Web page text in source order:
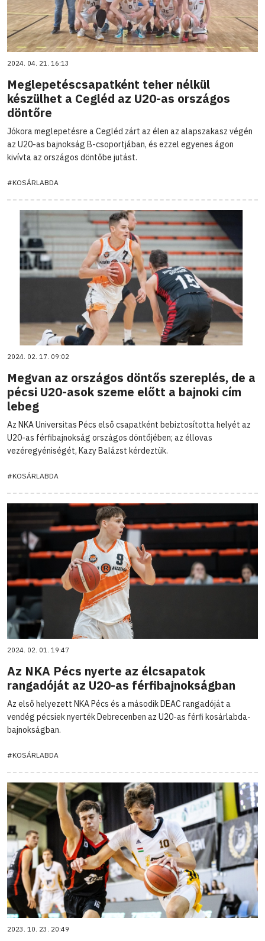
2024. 04. 21. 16:13
Meglepetéscsapatként teher nélkül
készülhet a Cegléd az U20-as országos
döntőre
Jókora meglepetésre a Cegléd zárt az élen az alapszakasz végén
az U20-as bajnokság B-csoportjában, és ezzel egyenes ágon
kivívta az országos döntőbe jutást.
#KOSÁRLABDA
2024. 02. 17. 09:02
Megvan az országos döntős szereplés, de a
pécsi U20-asok szeme előtt a bajnoki cím
lebeg
Az NKA Universitas Pécs első csapatként bebiztosította helyét az
U20-as férfibajnokság országos döntőjében; az éllovas
vezéregyéniségét, Kazy Balázst kérdeztük.
#KOSÁRLABDA
2024. 02. 01. 19:47
Az NKA Pécs nyerte az élcsapatok
rangadóját az U20-as férfibajnokságban
Az első helyezett NKA Pécs és a második DEAC rangadóját a
vendég pécsiek nyerték Debrecenben az U20-as férfi kosárlabda-
bajnokságban.
#KOSÁRLABDA
2023. 10. 23. 20:49